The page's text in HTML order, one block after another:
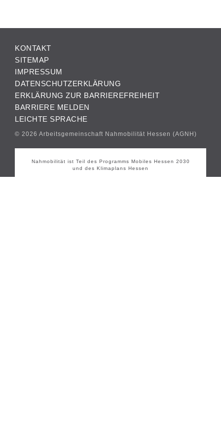
KONTAKT
SITEMAP
IMPRESSUM
DATENSCHUTZERKLÄRUNG
ERKLÄRUNG ZUR BARRIEREFREIHEIT
BARRIERE MELDEN
LEICHTE SPRACHE
© 2026 Arbeitsgemeinschaft Nahmobilität Hessen (AGNH)
Nahmobilität ist Teil des Programms Mobiles Hessen 2030
und des Klimaplans Hessen